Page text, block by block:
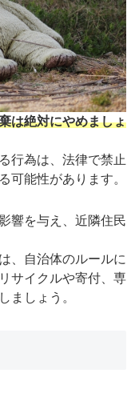
は絶対にやめましょ
行為は、法律で禁止
可能性があります。
響を与え、近隣住民
、自治体のルールに
サイクルや寄付、専
ましょう。